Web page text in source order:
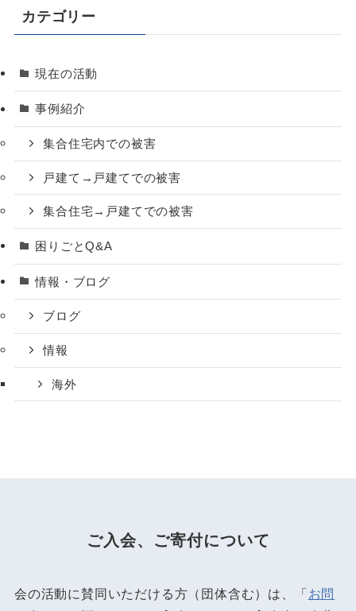
カテゴリー
現在の活動
事例紹介
集合住宅内での被害
戸建て→戸建てでの被害
集合住宅→戸建てでの被害
困りごとQ&A
情報・ブログ
ブログ
情報
海外
ご入会、ご寄付について
会の活動に賛同いただける方（団体含む）は、「 お問